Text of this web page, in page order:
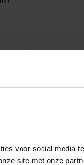
voor social media
site met onze